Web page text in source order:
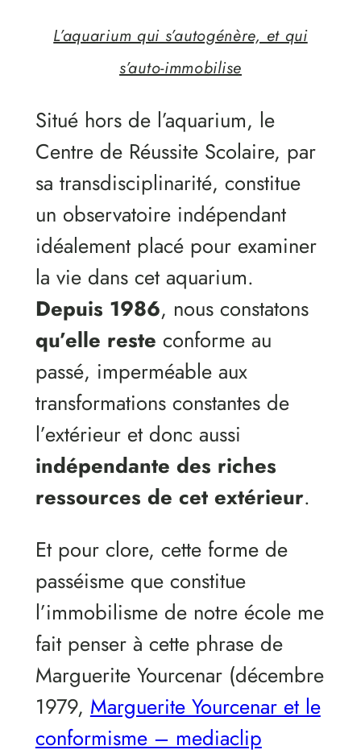
L’aquarium qui s’autogénère, et qui
s’auto-immobilise
Situé hors de l’aquarium, le
Centre de Réussite Scolaire, par
sa transdisciplinarité, constitue
un observatoire indépendant
idéalement placé pour examiner
la vie dans cet aquarium.
Depuis 1986, nous constatons
qu’elle reste conforme au
passé, imperméable aux
transformations constantes de
l’extérieur et donc aussi
indépendante des riches
ressources de cet extérieur.
Et pour clore, cette forme de
passéisme que constitue
l’immobilisme de notre école me
fait penser à cette phrase de
Marguerite Yourcenar (décembre
1979, Marguerite Yourcenar et le
conformisme – mediaclip